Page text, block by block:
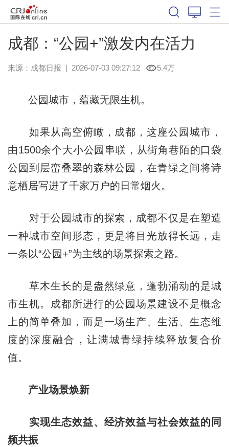
成都：“公园+”激发内在活力
来源： 成都日报 | 2026-07-03 09:27:12 5.4万
公园城市，蕴藏无限生机。
如果从高空俯瞰，成都，这座公园城市，
由1500余个大小公园串联，从街角巷陌的口袋
公园到层峦叠翠的森林公园，在青绿之间将诗
意栖居写进了千家万户的日常烟火。
对于公园城市的探索，成都不仅是在塑造
一种城市空间形态，更是将目光放得长远，走
一条以“公园+”为主线的场景探索之路。
草木生长的是盎然绿意，蓬勃涌动的是城
市生机。成都所进行的公园场景建设不是概念
上的简单叠加，而是一场生产、生活、生态维
度的深度融合，让满城青绿持续释放复合价
值。
产业场景焕新
实现生态效益、经济效益与社会效益的同
频共振